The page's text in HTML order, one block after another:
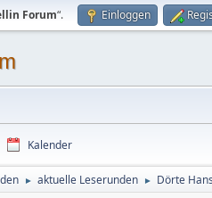
Forum“. Einloggen
Kalender
► aktuelle Leserunden ► Dörte